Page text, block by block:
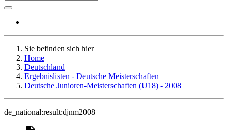
Sie befinden sich hier
Home
Deutschland
Ergebnislisten - Deutsche Meisterschaften
Deutsche Junioren-Meisterschaften (U18) - 2008
de_national:result:djnm2008